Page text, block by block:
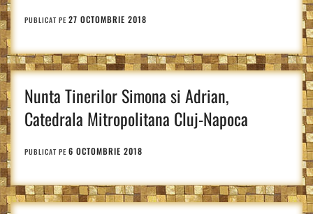
PUBLICAT PE 27 OCTOMBRIE 2018
Nunta Tinerilor Simona si Adrian,
Catedrala Mitropolitana Cluj-Napoca
PUBLICAT PE 6 OCTOMBRIE 2018